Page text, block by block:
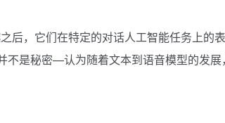
后，它们在特定的对话人工智能任务上的
是秘密—认为随着文本到语音模型的发展，